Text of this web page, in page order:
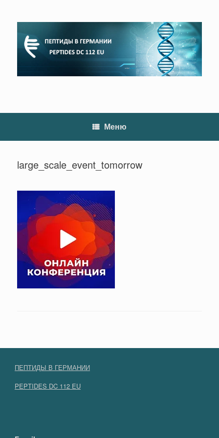
содержанию
Меню
large_scale_event_tomorrow
ПЕПТИДЫ В ГЕРМАНИИ
PEPTIDES DC 112 EU